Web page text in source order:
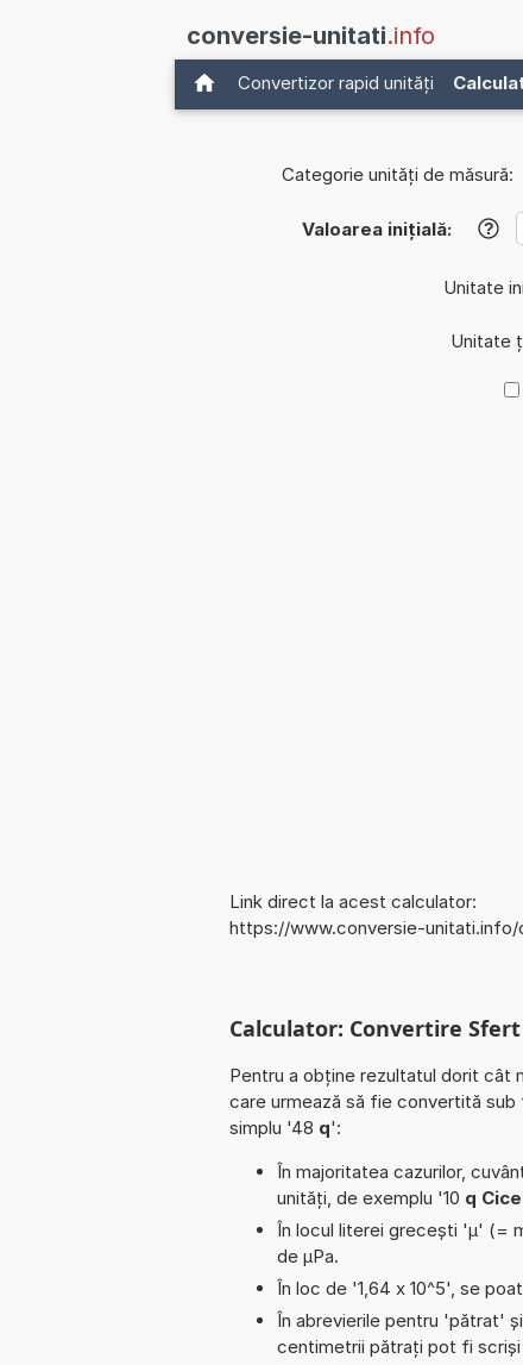
conversie-unitati.info
Convertizor rapid unități
Categorie unități de măsură:
Valoarea inițială: ?
Unitate
Unitate
Link direct la acest calculator:
https://www.conversie-
Calculator: Convertire
Pentru a obține rezultatul dorit cât
care urmează să fie convertită
simplu '48 q':
În majoritatea cazurilor,
unități, de exemplu '10 q
În locul literei grecești 'µ' (=
de µPa.
În loc de '1,64 x 10^5', se
În abrevierile pentru 'pătrat'
centimetrii pătrați pot fi scriși